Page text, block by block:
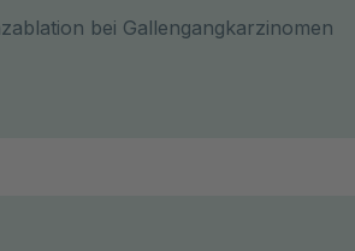
bei Gallengangkarzinomen